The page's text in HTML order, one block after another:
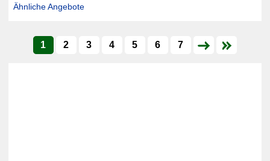
Ähnliche Angebote
1 2 3 4 5 6 7